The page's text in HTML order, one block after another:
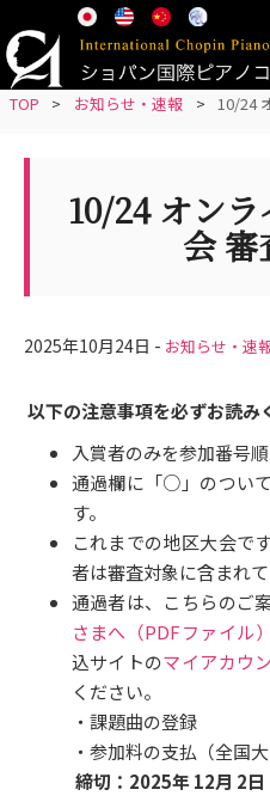
k
pTOP > お知らせ・速報 > 10/24
10/24 オン
会 審
2025年10月24日 - お知らせ・速
以下の注意事項を必ずお読み
入賞者のみを参加番号
通過欄に「○」のつい
す。
これまでの地区大会で
者は審査対象に含まれて
通過者は、こちらのご
さまへ（PDFファイル
込サイトのマイアカウ
ください。
・課題曲の登録
・参加料の支払（全国
締切：2025年 12月 2